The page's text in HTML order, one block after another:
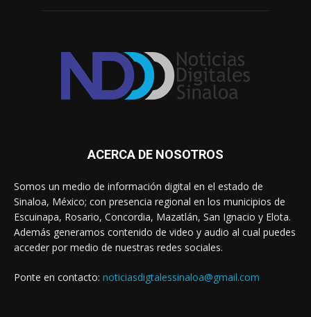
ACERCA DE NOSOTROS
Somos un medio de información digital en el estado de
Sinaloa, México; con presencia regional en los municipios de
Escuinapa, Rosario, Concordia, Mazatlán, San Ignacio y Elota.
Además generamos contenido de video y audio al cual puedes
acceder por medio de nuestras redes sociales.
Ponte en contacto: noticiasdigtalessinaloa@gmail.com